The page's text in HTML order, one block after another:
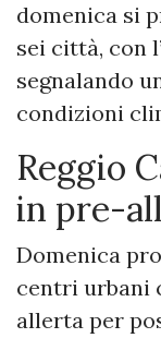
domenica si
sei città, con
segnalando
condizioni
Reggio
in pre-
Domenica
centri urbani
allerta per